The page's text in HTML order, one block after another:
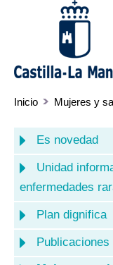
Inicio Mujeres y
Es novedad
Unidad
enfermedades
Plan dignifica
Publicaciones